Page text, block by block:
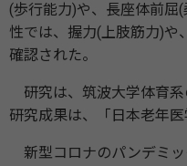
(歩⾏能⼒)や、⻑座体前屈
性では、握⼒(上肢筋⼒)や
確認された。
研究は、筑波⼤学体育系
研究成果は、「⽇本⽼年
新型コロナのパンデミッ